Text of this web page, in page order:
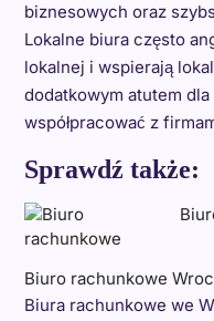
biznesowych oraz
Lokalne biura często
lokalnej i wspierają
dodatkowym atutem
współpracować z
Sprawdź także:
Biuro rachunkowe
Biura rachunkowe we